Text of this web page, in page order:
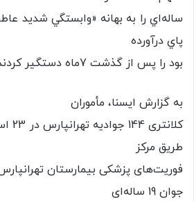
پاي درآورده
بود را پس از گذشت 7ماه دستگير كردند.
به گزارش ايسنا، مأموران
طریق مرکز
فوریت‌های پزشکی بیمارستان
جوان 19 ساله‌ای